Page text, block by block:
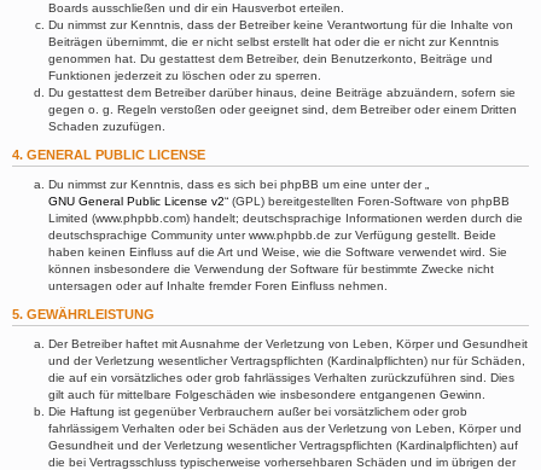
Boards ausschließen und dir ein Hausverbot erteilen.
Du nimmst zur Kenntnis, dass der Betreiber keine Verantwortung für die Inhalte von
Beiträgen übernimmt, die er nicht selbst erstellt hat oder die er nicht zur Kenntnis
genommen hat. Du gestattest dem Betreiber, dein Benutzerkonto, Beiträge und
Funktionen jederzeit zu löschen oder zu sperren.
Du gestattest dem Betreiber darüber hinaus, deine Beiträge abzuändern, sofern sie
gegen o. g. Regeln verstoßen oder geeignet sind, dem Betreiber oder einem Dritten
Schaden zuzufügen.
4. GENERAL PUBLIC LICENSE
Du nimmst zur Kenntnis, dass es sich bei phpBB um eine unter der „
GNU General Public License v2“ (GPL) bereitgestellten Foren-Software von phpBB
Limited (www.phpbb.com) handelt; deutschsprachige Informationen werden durch die
deutschsprachige Community unter www.phpbb.de zur Verfügung gestellt. Beide
haben keinen Einfluss auf die Art und Weise, wie die Software verwendet wird. Sie
können insbesondere die Verwendung der Software für bestimmte Zwecke nicht
untersagen oder auf Inhalte fremder Foren Einfluss nehmen.
5. GEWÄHRLEISTUNG
Der Betreiber haftet mit Ausnahme der Verletzung von Leben, Körper und Gesundheit
und der Verletzung wesentlicher Vertragspflichten (Kardinalpflichten) nur für Schäden,
die auf ein vorsätzliches oder grob fahrlässiges Verhalten zurückzuführen sind. Dies
gilt auch für mittelbare Folgeschäden wie insbesondere entgangenen Gewinn.
Die Haftung ist gegenüber Verbrauchern außer bei vorsätzlichem oder grob
fahrlässigem Verhalten oder bei Schäden aus der Verletzung von Leben, Körper und
Gesundheit und der Verletzung wesentlicher Vertragspflichten (Kardinalpflichten) auf
die bei Vertragsschluss typischerweise vorhersehbaren Schäden und im übrigen der